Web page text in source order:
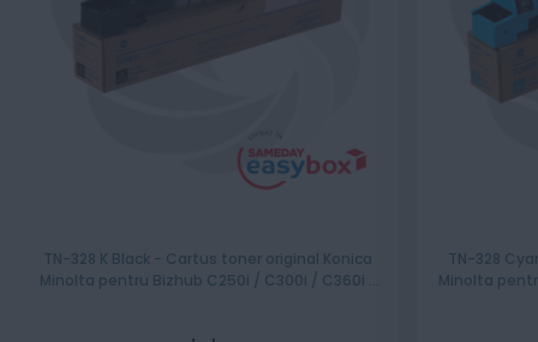
TN-328 K Black - Cartus toner original Konica
Minolta pentru Bizhub C250i / C300i / C360i /
TN-328
Minolta pentru